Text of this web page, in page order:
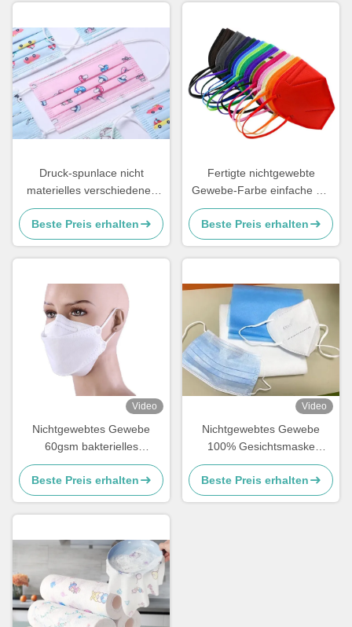
Druck-spunlace nicht
materielles verschiedenes
Muster Gewebes besonders
angefertigt für
Gesichtsmaske
Beste Preis erhalten
Fertigte nichtgewebte
Gewebe-Farbe einfache Art
Spunlace Masken mit
hochfestem besonders an
Beste Preis erhalten
Video
Nichtgewebtes Gewebe
60gsm bakterielles
Antipolyester Spunlace
HAUSTIER für Fischart
Masken
Beste Preis erhalten
Video
Nichtgewebtes Gewebe
100% Gesichtsmaske
Spunlace änderte Faser-
Material für Kosmetik/nasses
Gewebe
Beste Preis erhalten